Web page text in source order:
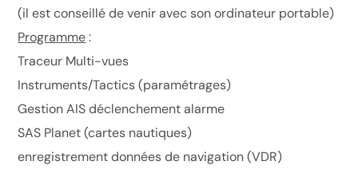
(il est conseillé de venir avec son ordinateur portable)
Programme:
Traceur Multi-vues
Instruments/Tactics (paramétrages)
Gestion AIS déclenchement alarme
SAS Planet (cartes nautiques)
enregistrement données de navigation (VDR)